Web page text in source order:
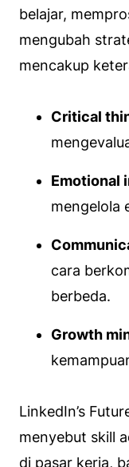
belajar,
mengubah
mencakup
Critical
Emotional
mengelola
cara
berbeda.
Growth
LinkedIn’s
menyebut skill
di pasar kerja,